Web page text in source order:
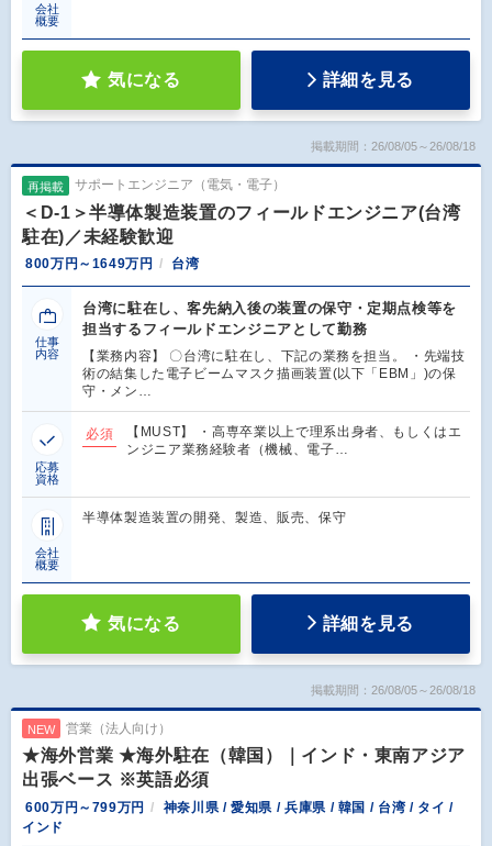
会社
概要
気になる 詳細を見る
掲載期間：26/08/05～26/08/18
再掲載 サポートエンジニア（電気・電子）
＜D-1＞半導体製造装置のフィールドエンジニア(台湾
駐在)／未経験歓迎
800万円～1649万円 台湾
仕事
内容
台湾に駐在し、客先納入後の装置の保守・定期点検等を
担当するフィールドエンジニアとして勤務
【業務内容】 〇台湾に駐在し、下記の業務を担当。 ・先端技
術の結集した電子ビームマスク描画装置(以下「EBM」)の保
守・メン…
応募
資格
必須
【MUST】 ・高専卒業以上で理系出身者、もしくはエ
ンジニア業務経験者（機械、電子…
会社
概要
半導体製造装置の開発、製造、販売、保守
気になる 詳細を見る
掲載期間：26/08/05～26/08/18
NEW 営業（法人向け）
★海外営業 ★海外駐在（韓国）｜インド・東南アジア
出張ベース ※英語必須
600万円～799万円
神奈川県 / 愛知県 / 兵庫県 / 韓国 / 台湾 / タイ /
インド